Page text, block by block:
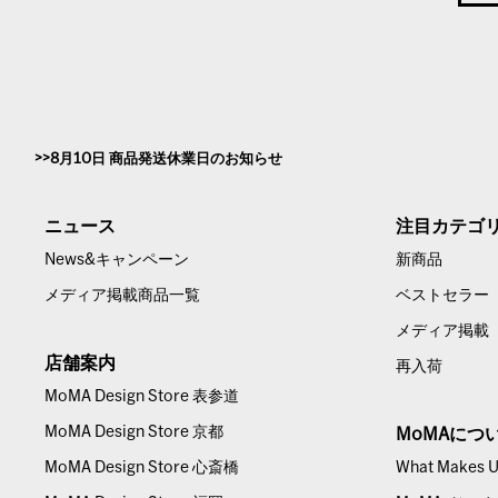
8月10日 商品発送休業日のお知らせ
ニュース
News&キャンペーン
メディア掲載商品一覧
店舗案内
MoMA Design Store 表参道
MoMA Design Store 京都
MoMA Design Store 心斎橋
注目カテゴ
新商品
ベストセラー
メディア掲載
再入荷
MoMAにつ
What Makes